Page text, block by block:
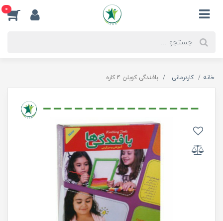
0
خانه کاردرمانی بافندگی کوبلن ۴ کاره